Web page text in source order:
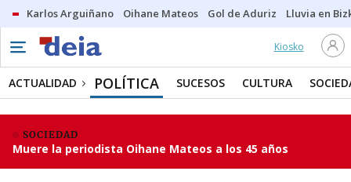
Karlos Arguiñano Oihane Mateos Gol de Aduriz Lluvia en
Kiosko
ACTUALIDAD POLÍTICA SUCESOS CULTURA
SOCIEDAD
Muere la periodista Oihane Mateos a los 45 años